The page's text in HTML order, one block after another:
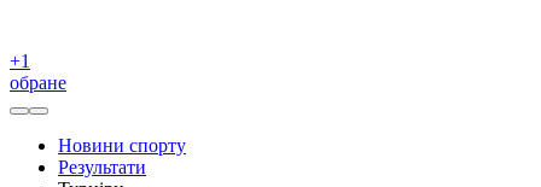
+1
обране
Новини спорту
Результати